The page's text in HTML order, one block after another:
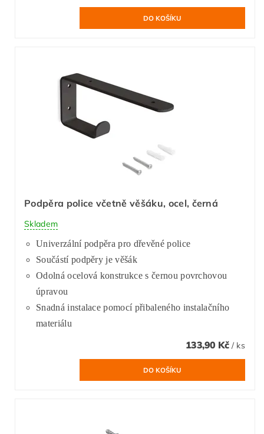
Podpěra police včetně věšáku, ocel, černá
Skladem
Univerzální podpěra pro dřevěné police
Součástí podpěry je věšák
Odolná ocelová konstrukce s černou povrchovou
úpravou
Snadná instalace pomocí přibaleného instalačního
materiálu
133,90 Kč / ks